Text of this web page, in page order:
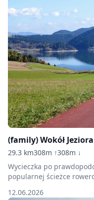
(family) Wokół
29.3 km308m ↑308m ↓
Wycieczka po
popularnej ścieżce
ramach trasy
12.06.2026